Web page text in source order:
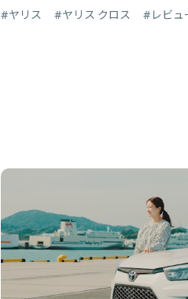
#ヤリス #ヤリス クロス #レビュ